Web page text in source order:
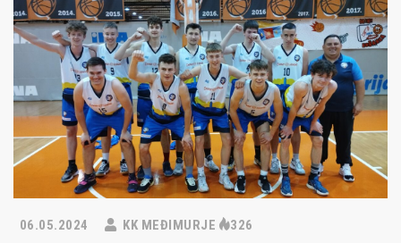
06.05.2024 KK MEĐIMURJE 326